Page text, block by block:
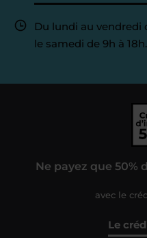
Du lundi au vendredi
le samedi de 9h à 18h.
Ne payez que 50%
avec le
Le